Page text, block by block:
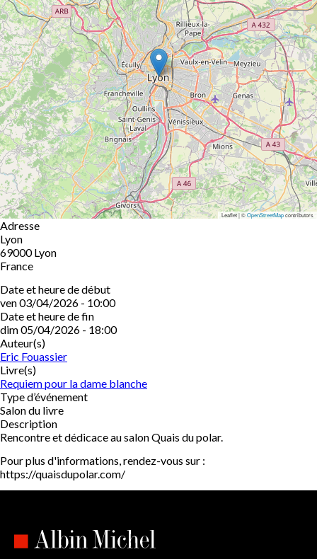
Leaflet | ©OpenStreetMapcontributors
Adresse
Lyon
69000 Lyon
France
Date et heure de début
ven 03/04/2026 - 10:00
Date et heure de fin
dim 05/04/2026 - 18:00
Auteur(s)
Eric Fouassier
Livre(s)
Requiem pour la dame blanche
Type d’événement
Salon du livre
Description
Rencontre et dédicace au salon Quais du polar.
Pour plus d'informations, rendez-vous sur :
https://quaisdupolar.com/